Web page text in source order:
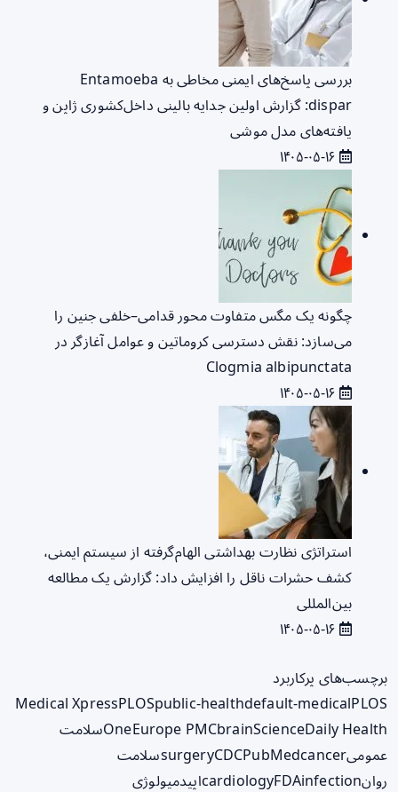
بررسی پاسخ‌های ایمنی مخاطی به Entamoeba
dispar: گزارش اولین جدایه بالینی داخل‌کشوری ژاپن و
یافته‌های مدل موشی
چگونه یک مگس متفاوت محور قدامی–خلفی جنین را
می‌سازد: نقش دسترسی کروماتین و عوامل آغازگر در
Clogmia albipunctata
استراتژی نظارت بهداشتی الهام‌گرفته از سیستم ایمنی،
کشف حشرات ناقل را افزایش داد: گزارش یک مطالعه
بین‌المللی
برچسب‌های پرکاربرد
Medical XpressPLOSpublic-healthdefault-medicalPLOS
OneEurope PMCbrainScienceDaily Health
سلامت
عمومی
surgeryCDCPubMedcancer
سلامت
روان
cardiologyFDAinfection اپیدمیولوژی